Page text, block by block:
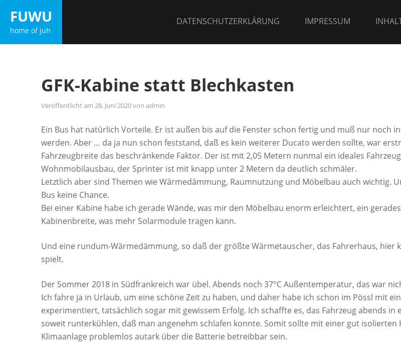
Inhalt
springen
FUWU
home of juh
DATENSCHUTZERKLÄRUNG IMPRESSUM
GFK-Kabine statt Blechkasten
Veröffentlicht am 28. Juni 2020von admin
Ein Bus hat natürlich Vorteile. Er ist außen bis auf die Fenster schon fertig und muß nur noch
werden. Aber … da ja nun schon feststand, daß es kein weiterer Ducato werden sollte, war
Fahrzeugbreite das beschränkende Faktor. Der ist mit 2,05 Metern nunmal ein ideales
Wohnmobilausbau, der Sprinter ist mit knapp unter 2 Metern da deutlich schmäler.
Letztlich aber sind Themen wie Wärmedämmung, Raumnutzung und Möbelbau auch wichtig.
Bus keine Chance.
Bei einer Kabine habe ich gerade Wände, was mir den Möbelbau enorm erleichtert, ein
Kabinenbreite, was mehr Solarmodule tragen kann.
Und eine rundum-Wärmedämmung, so daß der größte Wärmetauscher, das Fahrerhaus, hier
spielt.
Der Sommer 2018 in Südfrankreich war übel. Abends noch 37°C Außentemperatur, das war
Ich fahre ja in Urlaub, um eine schöne Zeit zu haben, und daher habe ich schon im Pössl mit
experimentiert, tatsächlich sogar mit gewissem Erfolg. Ich schaffte es, das Fahrzeug abends in
soweit runterkühlen, daß man angenehm schlafen konnte. Somit sollte mit einer gut isolierten
Klimaanlage problemlos autark über die Batterie betreibbar sein.